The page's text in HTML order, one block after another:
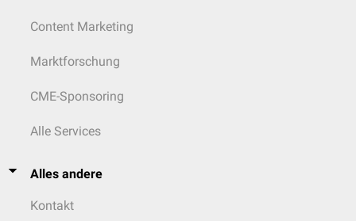
Content Marketing
Marktforschung
CME-Sponsoring
Alle Services
Alles andere
Kontakt